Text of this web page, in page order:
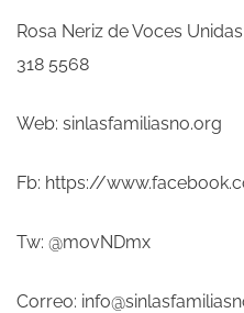
Rosa Neriz de Voces
318 5568
Web: sinlasfamiliasno.org
Fb: https://
Tw: @movNDmx
Correo: